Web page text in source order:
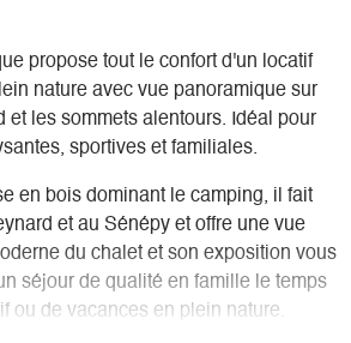
propose tout le confort d'un locatif
nature avec vue panoramique sur
et les sommets alentours. Idéal pour
sportives et familiales.
en bois dominant le camping, il fait
et au Sénépy et offre une vue
du chalet et son exposition vous
séjour de qualité en famille le temps
ou de vacances en plein nature.